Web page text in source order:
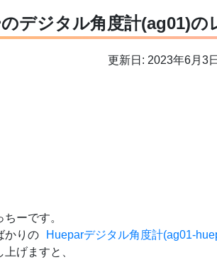
デジタル角度計(ag01)の
更新日: 2023年6月3
ーです。
かりの
Hueparデジタル角度計(ag01-
げますと、